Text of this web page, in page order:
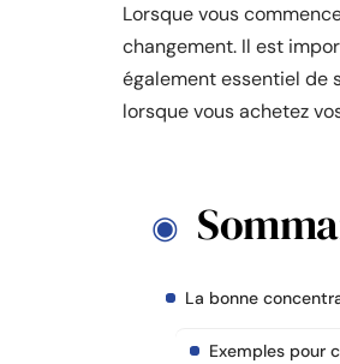
Lorsque vous
changement. Il est
également essentiel de
lorsque vous achetez
La bonne
Exemples pour